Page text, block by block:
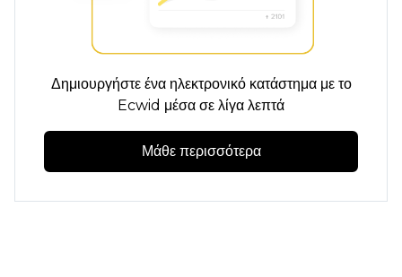
Δημιουργήστε ένα ηλεκτρονικό κατάστημα με το
Ecwid μέσα σε λίγα λεπτά
Μάθε περισσότερα